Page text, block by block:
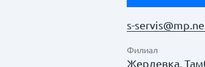
s-
Филиал
Жердевка,